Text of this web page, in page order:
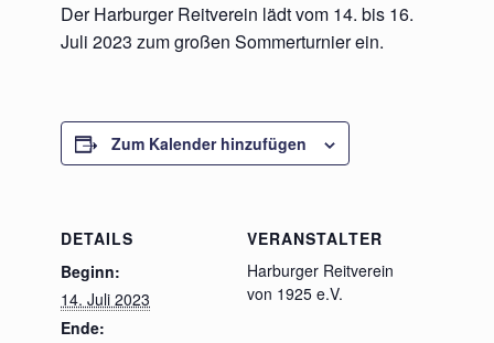
Der Harburger Reitverein lädt vom 14. bis 16.
Juli 2023 zum großen Sommerturnier ein.
Zum Kalender hinzufügen
DETAILS
Beginn:
14. Juli 2023
Ende:
VERANSTALTER
Harburger Reitverein
von 1925 e.V.